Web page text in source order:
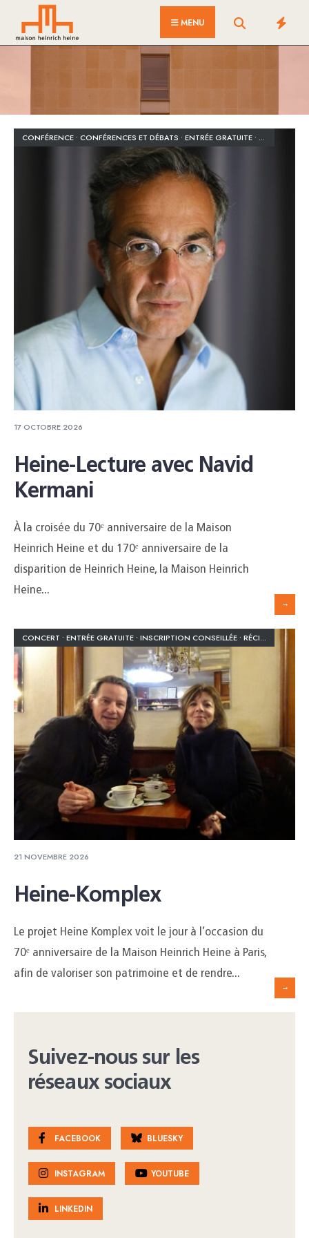
MENU
CONFÉRENCE • CONFÉRENCES ET DÉBATS • ENTRÉE GRATUITE •
17 OCTOBRE 2026
Heine-Lecture avec Navid
Kermani
À la croisée du 70ᵉ anniversaire de la Maison
Heinrich Heine et du 170ᵉ anniversaire de la
disparition de Heinrich Heine, la Maison Heinrich
Heine...
→
CONCERT • ENTRÉE GRATUITE • INSCRIPTION CONSEILLÉE • RÉCITAL HEINRICH HEINE
21 NOVEMBRE 2026
Heine-Komplex
Le projet Heine Komplex voit le jour à l’occasion du
70ᵉ anniversaire de la Maison Heinrich Heine à Paris,
afin de valoriser son patrimoine et de rendre...
→
Suivez-nous sur les
réseaux sociaux
FACEBOOK BLUESKY
INSTAGRAM YOUTUBE
LINKEDIN